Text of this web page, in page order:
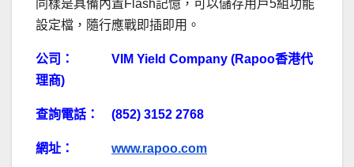
同樣是具備內置Flash記憶， 可以儲存用戶5組功能
設定檔，隨行應戰即插即用。
公司： VIM Yield Company (Rapoo香港代
理商)
查詢電話： (852) 3152 2768
網址： www.rapoo.com